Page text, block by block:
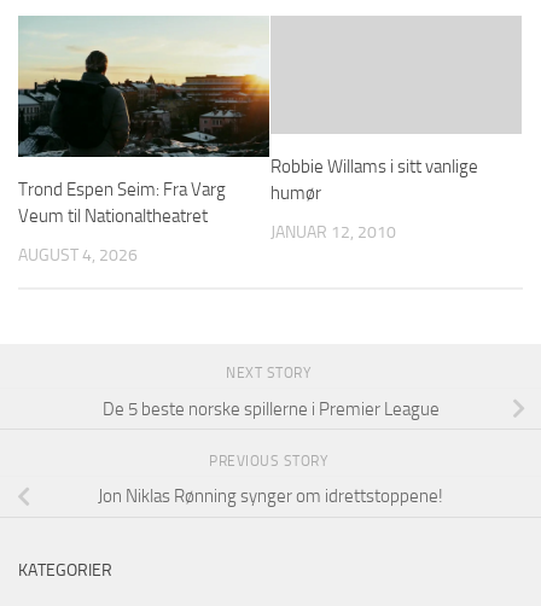
Trond Espen Seim: Fra Varg
Veum til Nationaltheatret
AUGUST 4, 2026
Robbie Willams i sitt vanlige
humør
JANUAR 12, 2010
NEXT STORY
De 5 beste norske spillerne i Premier League
PREVIOUS STORY
Jon Niklas Rønning synger om idrettstoppene!
KATEGORIER